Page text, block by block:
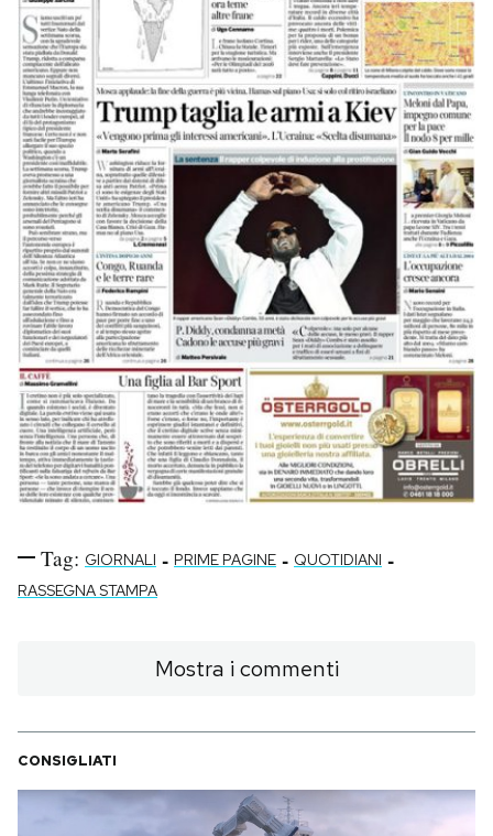
Tag: GIORNALI - PRIME PAGINE - QUOTIDIANI -
RASSEGNA STAMPA
Mostra i commenti
CONSIGLIATI